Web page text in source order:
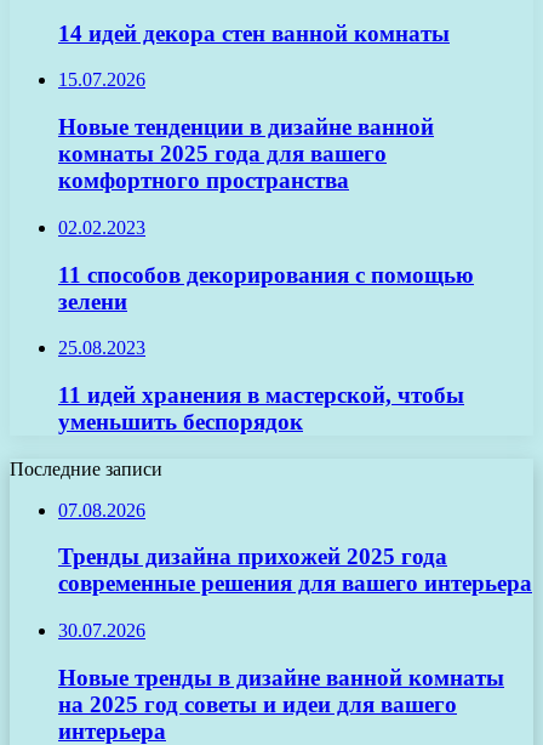
14 идей декора стен ванной комнаты
15.07.2026
Новые тенденции в дизайне ванной
комнаты 2025 года для вашего
комфортного пространства
02.02.2023
11 способов декорирования с помощью
зелени
25.08.2023
11 идей хранения в мастерской, чтобы
уменьшить беспорядок
Последние записи
07.08.2026
Тренды дизайна прихожей 2025 года
современные решения для вашего интерьера
30.07.2026
Новые тренды в дизайне ванной комнаты
на 2025 год советы и идеи для вашего
интерьера